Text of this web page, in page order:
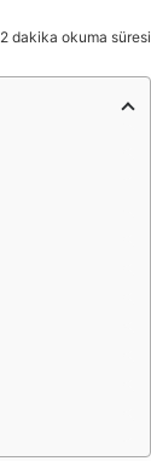
2 dakika okuma süresi